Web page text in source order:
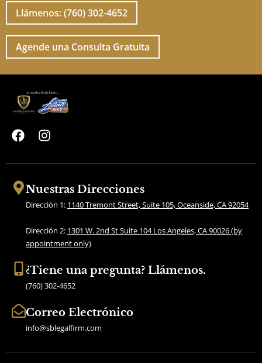
Llámenos: (760) 302-4652
Agende una Consulta Gratuita
F
a
c
b
o
I
s
a
g
r
a
m
Nuestras Direcciones
Dirección 1: 1140 Tremont Street, Suite 105, Oceanside, CA 92054
Dirección 2: 1301 W. 2nd St Suite 104 Los Angeles, CA 90026 (by
appointment only)
¿Tiene una pregunta? Llámenos.
(760) 302-4652
Correo Electrónico
info@sblegalfirm.com